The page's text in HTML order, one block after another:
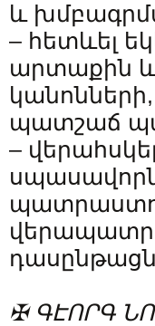
և
– հետևել
արտաքին
պատշաճ
–
✠ ԳԷՈՐԳ